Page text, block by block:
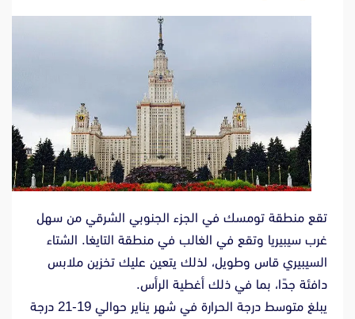
تقع منطقة تومسك في الجزء الجنوبي الشرقي من سهل
غرب سيبيريا وتقع في الغالب في منطقة التايغا. الشتاء
السيبيري قاس وطويل، لذلك يتعين عليك تخزين ملابس
دافئة جدًا، بما في ذلك أغطية الرأس.
يبلغ متوسط ​​درجة الحرارة في شهر يناير حوالي 19-21 درجة